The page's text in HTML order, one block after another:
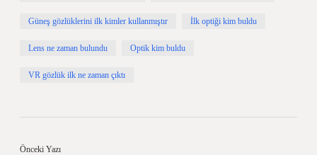
Güneş gözlüklerini ilk kimler kullanmıştır İlk optiği kim buldu
Lens ne zaman bulundu Optik kim buldu
VR gözlük ilk ne zaman çıktı
Önceki Yazı